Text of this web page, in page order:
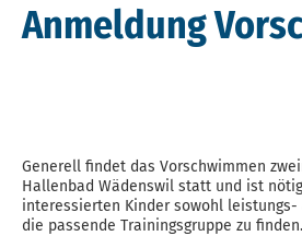
Anmeldung
Generell findet das Vorschwimmen
Hallenbad Wädenswil statt und ist
interessierten Kinder sowohl
die passende Trainingsgruppe zu finden.